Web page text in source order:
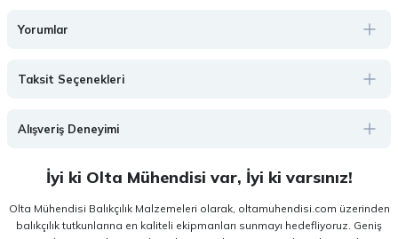
Yorumlar
Taksit Seçenekleri
Alışveriş Deneyimi
İyi ki Olta Mühendisi var, İyi ki varsınız!
Olta Mühendisi Balıkçılık Malzemeleri olarak, oltamuhendisi.com üzerinden
balıkçılık tutkunlarına en kaliteli ekipmanları sunmayı hedefliyoruz. Geniş